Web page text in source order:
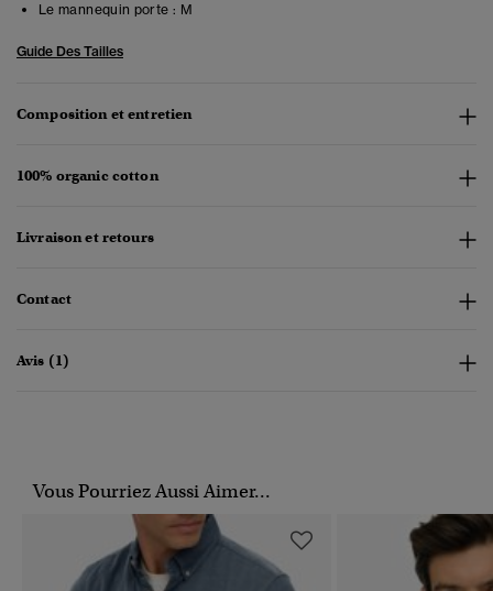
Le mannequin porte : M
Guide Des Tailles
Composition et entretien
100% organic cotton
Livraison et retours
Contact
Avis (1)
Vous Pourriez Aussi Aimer...